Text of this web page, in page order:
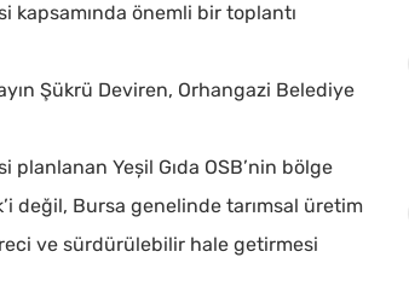
kapsamında önemli bir toplantı
Şükrü Deviren, Orhangazi Belediye
Yeșil Gıda OSB’nin bölge
değil, Bursa genelinde tarımsal üretim
ve sürdürülebilir hale getirmesi